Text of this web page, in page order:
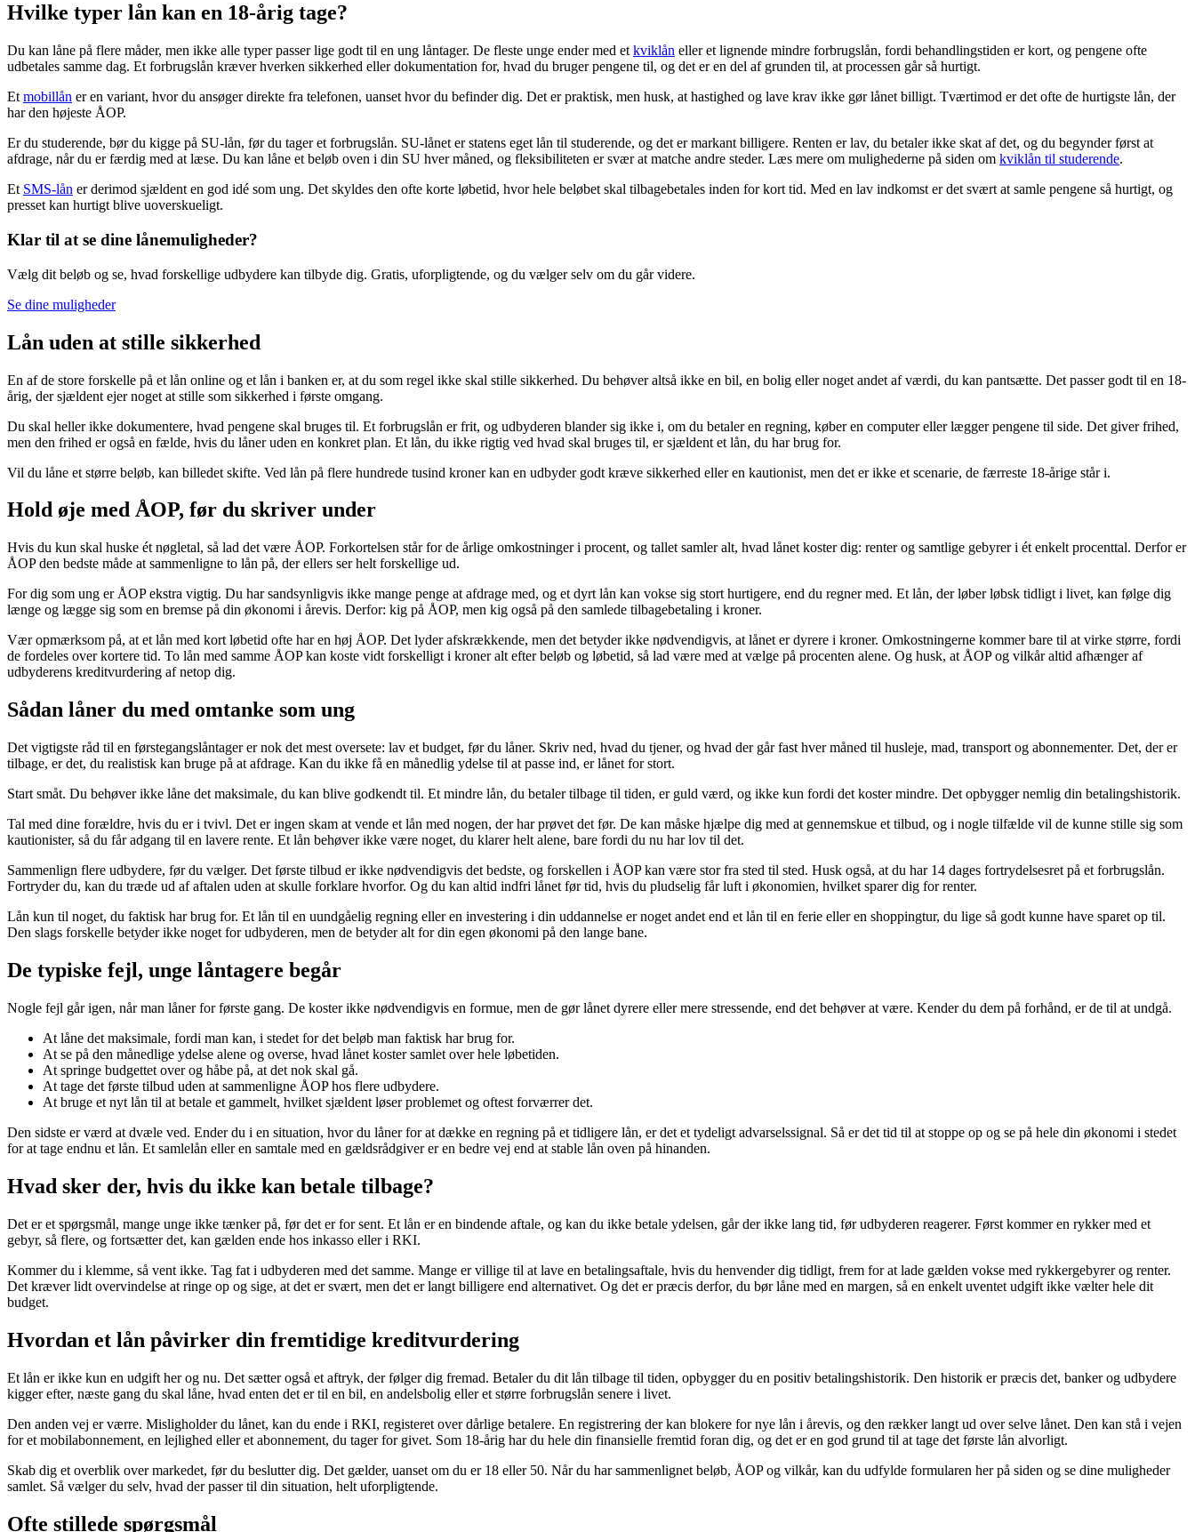
Hvilke typer lån kan en 18-årig tage?
Du kan låne på flere måder, men ikke alle typer passer lige godt til en ung låntager. De fleste unge ender med et kviklån eller et lignende mindre forbrugslån, fordi behandlingstiden er kort, og pengene ofte
udbetales samme dag. Et forbrugslån kræver hverken sikkerhed eller dokumentation for, hvad du bruger pengene til, og det er en del af grunden til, at processen går så hurtigt.
Et mobillån er en variant, hvor du ansøger direkte fra telefonen, uanset hvor du befinder dig. Det er praktisk, men husk, at hastighed og lave krav ikke gør lånet billigt. Tværtimod er det ofte de hurtigste lån, der
har den højeste ÅOP.
Er du studerende, bør du kigge på SU-lån, før du tager et forbrugslån. SU-lånet er statens eget lån til studerende, og det er markant billigere. Renten er lav, du betaler ikke skat af det, og du begynder først at
afdrage, når du er færdig med at læse. Du kan låne et beløb oven i din SU hver måned, og fleksibiliteten er svær at matche andre steder. Læs mere om mulighederne på siden om kviklån til studerende.
Et SMS-lån er derimod sjældent en god idé som ung. Det skyldes den ofte korte løbetid, hvor hele beløbet skal tilbagebetales inden for kort tid. Med en lav indkomst er det svært at samle pengene så hurtigt, og
presset kan hurtigt blive uoverskueligt.
Klar til at se dine lånemuligheder?
Vælg dit beløb og se, hvad forskellige udbydere kan tilbyde dig. Gratis, uforpligtende, og du vælger selv om du går videre.
Se dine muligheder
Lån uden at stille sikkerhed
En af de store forskelle på et lån online og et lån i banken er, at du som regel ikke skal stille sikkerhed. Du behøver altså ikke en bil, en bolig eller noget andet af værdi, du kan pantsætte. Det passer godt til en 18-
årig, der sjældent ejer noget at stille som sikkerhed i første omgang.
Du skal heller ikke dokumentere, hvad pengene skal bruges til. Et forbrugslån er frit, og udbyderen blander sig ikke i, om du betaler en regning, køber en computer eller lægger pengene til side. Det giver frihed,
men den frihed er også en fælde, hvis du låner uden en konkret plan. Et lån, du ikke rigtig ved hvad skal bruges til, er sjældent et lån, du har brug for.
Vil du låne et større beløb, kan billedet skifte. Ved lån på flere hundrede tusind kroner kan en udbyder godt kræve sikkerhed eller en kautionist, men det er ikke et scenarie, de færreste 18-årige står i.
Hold øje med ÅOP, før du skriver under
Hvis du kun skal huske ét nøgletal, så lad det være ÅOP. Forkortelsen står for de årlige omkostninger i procent, og tallet samler alt, hvad lånet koster dig: renter og samtlige gebyrer i ét enkelt procenttal. Derfor er
ÅOP den bedste måde at sammenligne to lån på, der ellers ser helt forskellige ud.
For dig som ung er ÅOP ekstra vigtig. Du har sandsynligvis ikke mange penge at afdrage med, og et dyrt lån kan vokse sig stort hurtigere, end du regner med. Et lån, der løber løbsk tidligt i livet, kan følge dig
længe og lægge sig som en bremse på din økonomi i årevis. Derfor: kig på ÅOP, men kig også på den samlede tilbagebetaling i kroner.
Vær opmærksom på, at et lån med kort løbetid ofte har en høj ÅOP. Det lyder afskrækkende, men det betyder ikke nødvendigvis, at lånet er dyrere i kroner. Omkostningerne kommer bare til at virke større, fordi
de fordeles over kortere tid. To lån med samme ÅOP kan koste vidt forskelligt i kroner alt efter beløb og løbetid, så lad være med at vælge på procenten alene. Og husk, at ÅOP og vilkår altid afhænger af
udbyderens kreditvurdering af netop dig.
Sådan låner du med omtanke som ung
Det vigtigste råd til en førstegangslåntager er nok det mest oversete: lav et budget, før du låner. Skriv ned, hvad du tjener, og hvad der går fast hver måned til husleje, mad, transport og abonnementer. Det, der er
tilbage, er det, du realistisk kan bruge på at afdrage. Kan du ikke få en månedlig ydelse til at passe ind, er lånet for stort.
Start småt. Du behøver ikke låne det maksimale, du kan blive godkendt til. Et mindre lån, du betaler tilbage til tiden, er guld værd, og ikke kun fordi det koster mindre. Det opbygger nemlig din betalingshistorik.
Tal med dine forældre, hvis du er i tvivl. Det er ingen skam at vende et lån med nogen, der har prøvet det før. De kan måske hjælpe dig med at gennemskue et tilbud, og i nogle tilfælde vil de kunne stille sig som
kautionister, så du får adgang til en lavere rente. Et lån behøver ikke være noget, du klarer helt alene, bare fordi du nu har lov til det.
Sammenlign flere udbydere, før du vælger. Det første tilbud er ikke nødvendigvis det bedste, og forskellen i ÅOP kan være stor fra sted til sted. Husk også, at du har 14 dages fortrydelsesret på et forbrugslån.
Fortryder du, kan du træde ud af aftalen uden at skulle forklare hvorfor. Og du kan altid indfri lånet før tid, hvis du pludselig får luft i økonomien, hvilket sparer dig for renter.
Lån kun til noget, du faktisk har brug for. Et lån til en uundgåelig regning eller en investering i din uddannelse er noget andet end et lån til en ferie eller en shoppingtur, du lige så godt kunne have sparet op til.
Den slags forskelle betyder ikke noget for udbyderen, men de betyder alt for din egen økonomi på den lange bane.
De typiske fejl, unge låntagere begår
Nogle fejl går igen, når man låner for første gang. De koster ikke nødvendigvis en formue, men de gør lånet dyrere eller mere stressende, end det behøver at være. Kender du dem på forhånd, er de til at undgå.
At låne det maksimale, fordi man kan, i stedet for det beløb man faktisk har brug for.
At se på den månedlige ydelse alene og overse, hvad lånet koster samlet over hele løbetiden.
At springe budgettet over og håbe på, at det nok skal gå.
At tage det første tilbud uden at sammenligne ÅOP hos flere udbydere.
At bruge et nyt lån til at betale et gammelt, hvilket sjældent løser problemet og oftest forværrer det.
Den sidste er værd at dvæle ved. Ender du i en situation, hvor du låner for at dække en regning på et tidligere lån, er det et tydeligt advarselssignal. Så er det tid til at stoppe op og se på hele din økonomi i stedet
for at tage endnu et lån. Et samlelån eller en samtale med en gældsrådgiver er en bedre vej end at stable lån oven på hinanden.
Hvad sker der, hvis du ikke kan betale tilbage?
Det er et spørgsmål, mange unge ikke tænker på, før det er for sent. Et lån er en bindende aftale, og kan du ikke betale ydelsen, går der ikke lang tid, før udbyderen reagerer. Først kommer en rykker med et
gebyr, så flere, og fortsætter det, kan gælden ende hos inkasso eller i RKI.
Kommer du i klemme, så vent ikke. Tag fat i udbyderen med det samme. Mange er villige til at lave en betalingsaftale, hvis du henvender dig tidligt, frem for at lade gælden vokse med rykkergebyrer og renter.
Det kræver lidt overvindelse at ringe op og sige, at det er svært, men det er langt billigere end alternativet. Og det er præcis derfor, du bør låne med en margen, så en enkelt uventet udgift ikke vælter hele dit
budget.
Hvordan et lån påvirker din fremtidige kreditvurdering
Et lån er ikke kun en udgift her og nu. Det sætter også et aftryk, der følger dig fremad. Betaler du dit lån tilbage til tiden, opbygger du en positiv betalingshistorik. Den historik er præcis det, banker og udbydere
kigger efter, næste gang du skal låne, hvad enten det er til en bil, en andelsbolig eller et større forbrugslån senere i livet.
Den anden vej er værre. Misligholder du lånet, kan du ende i RKI, registeret over dårlige betalere. En registrering der kan blokere for nye lån i årevis, og den rækker langt ud over selve lånet. Den kan stå i vejen
for et mobilabonnement, en lejlighed eller et abonnement, du tager for givet. Som 18-årig har du hele din finansielle fremtid foran dig, og det er en god grund til at tage det første lån alvorligt.
Skab dig et overblik over markedet, før du beslutter dig. Det gælder, uanset om du er 18 eller 50. Når du har sammenlignet beløb, ÅOP og vilkår, kan du udfylde formularen her på siden og se dine muligheder
samlet. Så vælger du selv, hvad der passer til din situation, helt uforpligtende.
Ofte stillede spørgsmål